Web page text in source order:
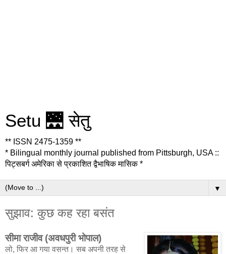
Setu 🌉 सेतु
** ISSN 2475-1359 **
* Bilingual monthly journal published from Pittsburgh, USA ::
पिट्सबर्ग अमेरिका से प्रकाशित द्वैभाषिक मासिक *
▼
सुझाव: कुछ कह रहा बसंत
सीमा राजीव (अवधपुरी भोपाल)
लो, फिर आ गया वसन्त। सब अपनी तरह से